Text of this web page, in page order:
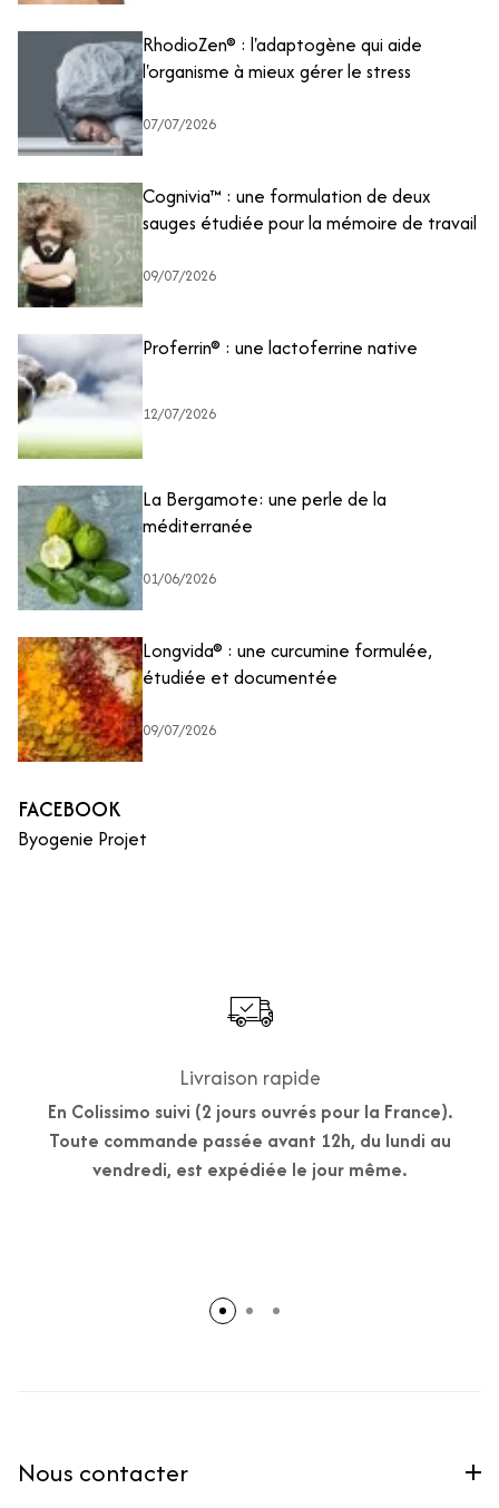
RhodioZen® : l'adaptogène qui aide
l'organisme à mieux gérer le stress
07/07/2026
Cognivia™ : une formulation de deux
sauges étudiée pour la mémoire de travail
09/07/2026
Proferrin® : une lactoferrine native
12/07/2026
La Bergamote: une perle de la
méditerranée
01/06/2026
Longvida® : une curcumine formulée,
étudiée et documentée
09/07/2026
FACEBOOK
Byogenie Projet
Livraison rapide
En Colissimo suivi (2 jours ouvrés pour la France).
Toute commande passée avant 12h, du lundi au
vendredi, est expédiée le jour même.
Nous contacter